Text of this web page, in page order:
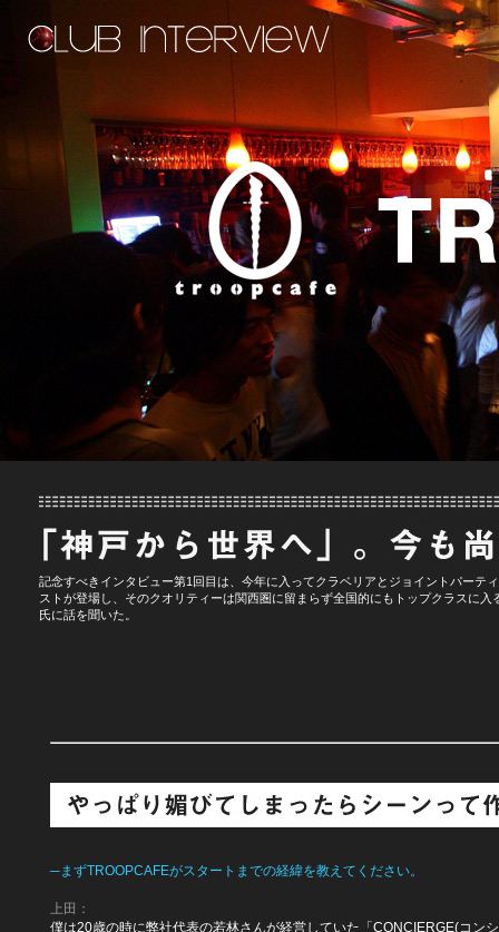
記念すべきインタビュー第1回目は、今年に入ってクラベリアとジョイントパー
ストが登場し、そのクオリティーは関西圏に留まらず全国的にもトップクラスに
氏に話を聞いた。
─まずTROOPCAFEがスタートまでの経緯を教えてください。
上田：
僕は20歳の時に弊社代表の若林さんが経営していた「CONCIERGE(コン